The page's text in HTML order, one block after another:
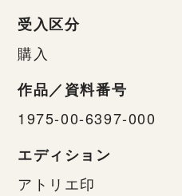
受入区分
購入
作品／資料番号
1975-00-6397-000
エディション
アトリエ印